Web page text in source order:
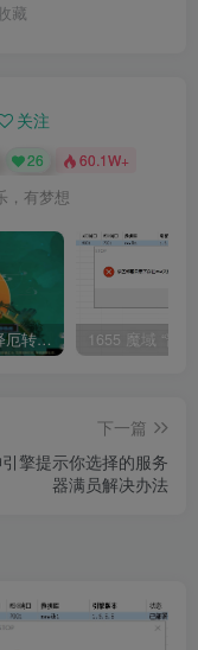
藏
关注
26 60.1W+
，有梦想
【梦幻之星辰释厄转尊享挂机版】MT3换皮梦幻西游Linux服务端+GM后台+双端+源码+架设教程
下一篇
擎提示你选择的服务
器满员解决办法